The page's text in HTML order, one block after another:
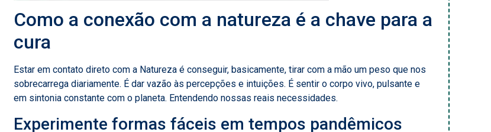
Como a conexão com a natureza é a chave para a
cura
Estar em contato direto com a Natureza é conseguir, basicamente, tirar com a mão um peso que nos
sobrecarrega diariamente. É dar vazão às percepções e intuições. É sentir o corpo vivo, pulsante e
em sintonia constante com o planeta. Entendendo nossas reais necessidades.
Experimente formas fáceis em tempos pandêmicos